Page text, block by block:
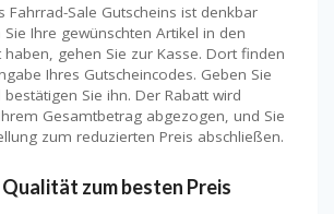
Fahrrad-Sale Gutscheins ist denkbar
Ihre gewünschten Artikel in den
gehen Sie zur Kasse. Dort finden
Ihres Gutscheincodes. Geben Sie
Sie ihn. Der Rabatt wird
Gesamtbetrag abgezogen, und Sie
zum reduzierten Preis abschließen.
zum besten Preis